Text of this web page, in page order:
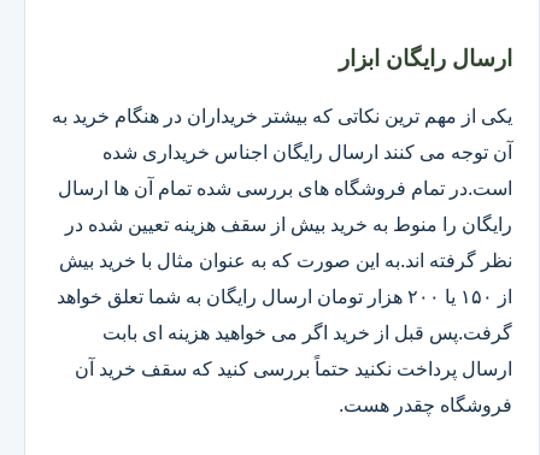
ارسال رایگان ابزار
یکی از مهم ترین نکاتی که بیشتر خریداران در هنگام خرید به
آن توجه می کنند ارسال رایگان اجناس خریداری شده
است.در تمام فروشگاه های بررسی شده تمام آن ها ارسال
رایگان را منوط به خرید بیش از سقف هزینه تعیین شده در
نظر گرفته اند.به این صورت که به عنوان مثال با خرید بیش
از ۱۵۰ یا ۲۰۰ هزار تومان ارسال رایگان به شما تعلق خواهد
گرفت.پس قبل از خرید اگر می خواهید هزینه ای بابت
ارسال پرداخت نکنید حتماً بررسی کنید که سقف خرید آن
فروشگاه چقدر هست.